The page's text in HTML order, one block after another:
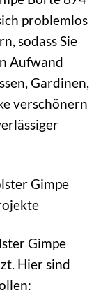
problemlos
sodass Sie
Aufwand
Gardinen,
verschönern
Gimpe
Gimpe
Hier sind